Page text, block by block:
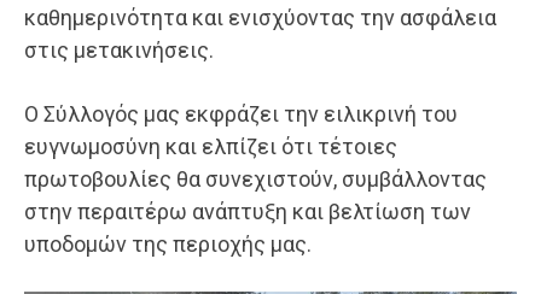
καθημερινότητα και ενισχύοντας την ασφάλεια
στις μετακινήσεις.
Ο Σύλλογός μας εκφράζει την ειλικρινή του
ευγνωμοσύνη και ελπίζει ότι τέτοιες
πρωτοβουλίες θα συνεχιστούν, συμβάλλοντας
στην περαιτέρω ανάπτυξη και βελτίωση των
υποδομών της περιοχής μας.